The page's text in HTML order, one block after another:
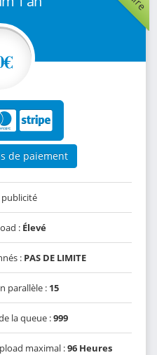
de paiement
: Élevé
: PAS DE LIMITE
parallèle : 15
la queue :999
maximal :96 Heures